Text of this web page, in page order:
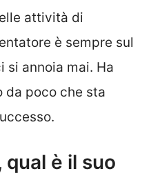
attività di
è sempre sul
si annoia mai. Ha
da poco che sta
qual è il suo